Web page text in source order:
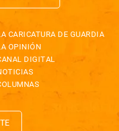
CARICATURA DE GUARDIA
OPINIÓN
DIGITAL